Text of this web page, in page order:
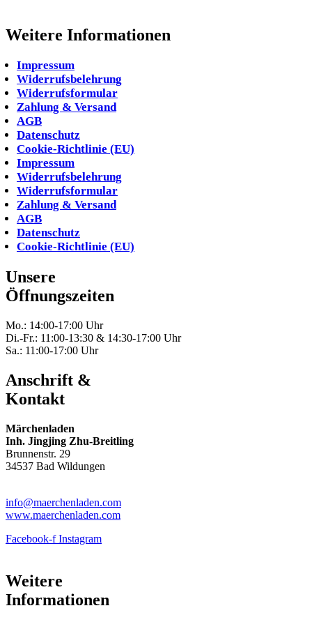
Weitere Informationen
Impressum
Widerrufsbelehrung
Widerrufsformular
Zahlung & Versand
AGB
Datenschutz
Cookie-Richtlinie (EU)
Impressum
Widerrufsbelehrung
Widerrufsformular
Zahlung & Versand
AGB
Datenschutz
Cookie-Richtlinie (EU)
Unsere
Öffnungszeiten
Mo.: 14:00-17:00 Uhr
Di.-Fr.: 11:00-13:30 & 14:30-17:00 Uhr
Sa.: 11:00-17:00 Uhr
Anschrift &
Kontakt
Märchenladen
Inh. Jingjing Zhu-Breitling
Brunnenstr. 29
34537 Bad Wildungen
info@maerchenladen.com
www.maerchenladen.com
Facebook-f Instagram
Weitere
Informationen